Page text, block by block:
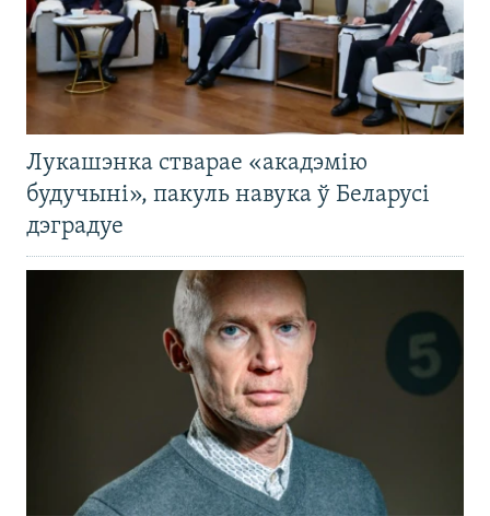
Лукашэнка стварае «акадэмію
будучыні», пакуль навука ў Беларусі
дэградуе